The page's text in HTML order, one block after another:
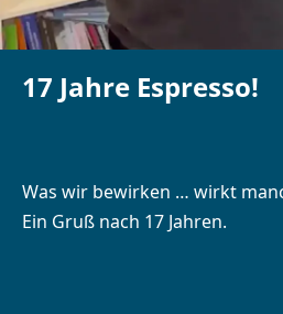
17 Jahre Espresso!
Was wir bewirken … wirkt
Ein Gruß nach 17 Jahren.